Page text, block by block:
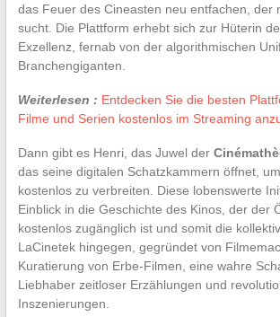
das Feuer des Cineasten neu entfachen, der
sucht. Die Plattform erhebt sich zur Hüterin
Exzellenz, fernab von der algorithmischen
Branchengiganten.
Weiterlesen : Entdecken Sie die besten
Filme und Serien kostenlos im Streaming
Dann gibt es Henri, das Juwel der
das seine digitalen Schatzkammern öffnet, um
kostenlos zu verbreiten. Diese lobenswerte
Einblick in die Geschichte des Kinos, der der
kostenlos zugänglich ist und somit die
LaCinetek hingegen, gegründet von
Kuratierung von Erbe-Filmen, eine wahre
Liebhaber zeitloser Erzählungen und
Inszenierungen.